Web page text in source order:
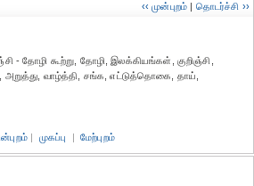
‹‹ முன்புறம் | தொடர்ச்சி ››
- தோழி கூற்று, தோழி, இலக்கியங்கள், குறிஞ்சி,
அறுத்து, வாழ்த்தி, சங்க, எட்டுத்தொகை, தாய்,
| முகப்பு | மேற்புறம்